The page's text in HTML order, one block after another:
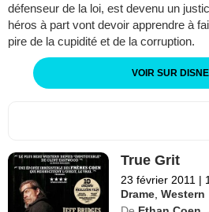
défenseur de la loi, est devenu un
héros à part vont devoir apprendre à
pire de la cupidité et de la corruption.
VOIR SUR
True Grit
23 février 2011 |
Drame ,Western